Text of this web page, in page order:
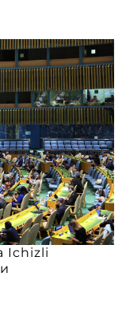
Ichizli